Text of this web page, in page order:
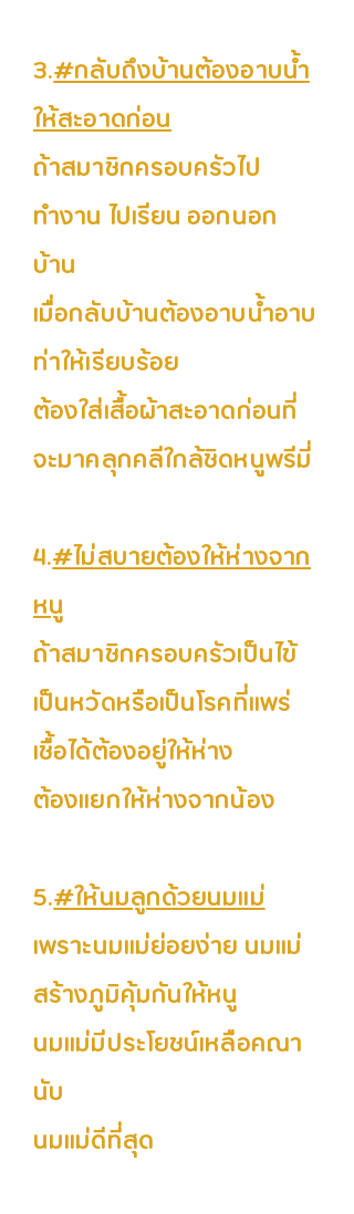
3.#กลับถึงบ้านต้องอาบน้ำ
ให้สะอาดก่อน
ถ้าสมาชิกครอบครัวไป
ทำงาน ไปเรียน ออกนอก
บ้าน
เมื่อกลับบ้านต้องอาบน้ำอาบ
ท่าให้เรียบร้อย
ต้องใส่เสื้อผ้าสะอาดก่อนที่
จะมาคลุกคลีใกล้ชิดหนูพรีมี่
4.#ไม่สบายต้องให้ห่างจาก
หนู
ถ้าสมาชิกครอบครัวเป็นไข้
เป็นหวัดหรือเป็นโรคที่แพร่
เชื้อได้ต้องอยู่ให้ห่าง
ต้องแยกให้ห่างจากน้อง
5.#ให้นมลูกด้วยนมแม่
เพราะนมแม่ย่อยง่าย นมแม่
สร้างภูมิคุ้มกันให้หนู
นมแม่มีประโยชน์เหลือคณา
นับ
นมแม่ดีที่สุด